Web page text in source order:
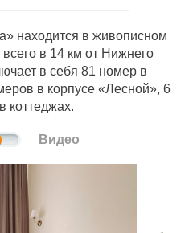
находится в живописном
в 14 км от Нижнего
в себя 81 номер в
в корпусе «Лесной», 6
коттеджах.
Видео